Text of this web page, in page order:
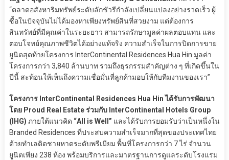
“ตลาดอสังหาริมทรัพย์ระดับลักชัวรีกำลังเปลี่ยนแปลงอย่างรวดเร็ว ผู้
ซื้อในปัจจุบันไม่ได้มองหาเพียงทรัพย์สินที่สวยงาม แต่ต้องการ
สินทรัพย์ที่มีคุณค่าในระยะยาว สามารถรักษามูลค่าผลตอบแทน และ
ตอบโจทย์คุณภาพชีวิตได้อย่างแท้จริง ความสำเร็จในการปิดการขาย
ยูนิตสุดท้ายโครงการ InterContinental Residences Hua Hin มูลค่า
โครงการกว่า 3,840 ล้านบาท รวมถึงธุรกรรมสำคัญต่าง ๆ ที่เกิดขึ้นใน
ปีนี้ สะท้อนให้เห็นถึงความเชื่อมั่นที่ลูกค้ามอบให้กับทีมงานของเรา”
โครงการ InterContinental Residences Hua Hin ได้รับการพัฒนา
โดย Proud Real Estate ร่วมกับ InterContinental Hotels Group
(IHG) ภายใต้แนวคิด “All is Well” และได้รับการยอมรับว่าเป็นหนึ่งใน
Branded Residences ที่ประสบความสำเร็จมากที่สุดของประเทศไทย
ด้วยทำเลติดชายหาดระดับพรีเมียม พื้นที่โครงการกว่า 7 ไร่ จำนวน
ยูนิตเพียง 238 ห้อง พร้อมบริการและมาตรฐานการดูแลระดับโรงแรม